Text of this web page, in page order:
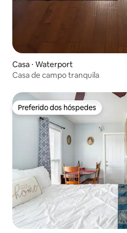
Casa ⋅ Waterport
Casa de campo tranquila
Preferido dos hóspedes
Preferido dos hóspedes